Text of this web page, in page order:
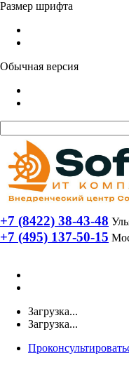
Размер шрифта
Обычная версия
+7 (8422) 38-43-48
+7 (495) 137-50-15
Загрузка...
Загрузка...